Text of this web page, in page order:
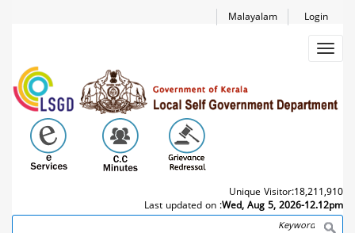
Login
Malayalam
Unique Visitor:18,211,910
Last updated on :Wed, Aug 5, 2026-12.12pm
Search